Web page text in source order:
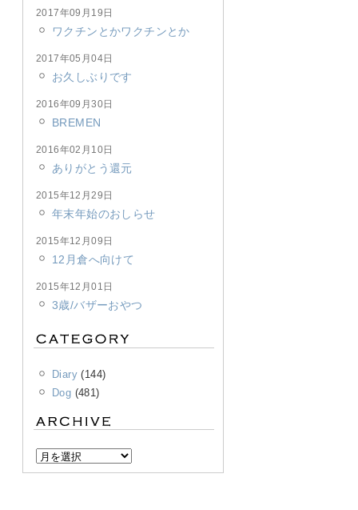
2017年09月19日
ワクチンとかワクチンとか
2017年05月04日
お久しぶりです
2016年09月30日
BREMEN
2016年02月10日
ありがとう還元
2015年12月29日
年末年始のおしらせ
2015年12月09日
12月倉へ向けて
2015年12月01日
3歳/バザーおやつ
Diary(144)
Dog (481)